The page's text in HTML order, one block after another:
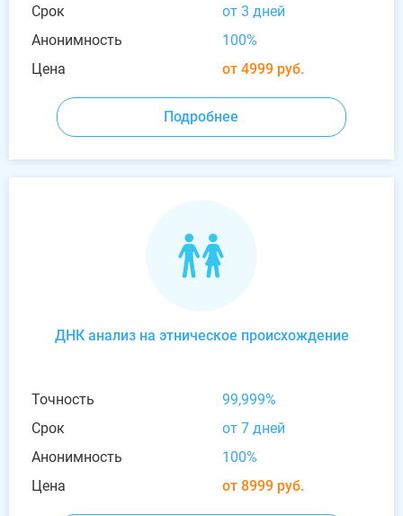
Срок
от 3 дней
Анонимность
100%
Цена
от 4999 руб.
Подробнее
ДНК анализ на этническое происхождение
Точность
99,999%
Срок
от 7 дней
Анонимность
100%
Цена
от 8999 руб.